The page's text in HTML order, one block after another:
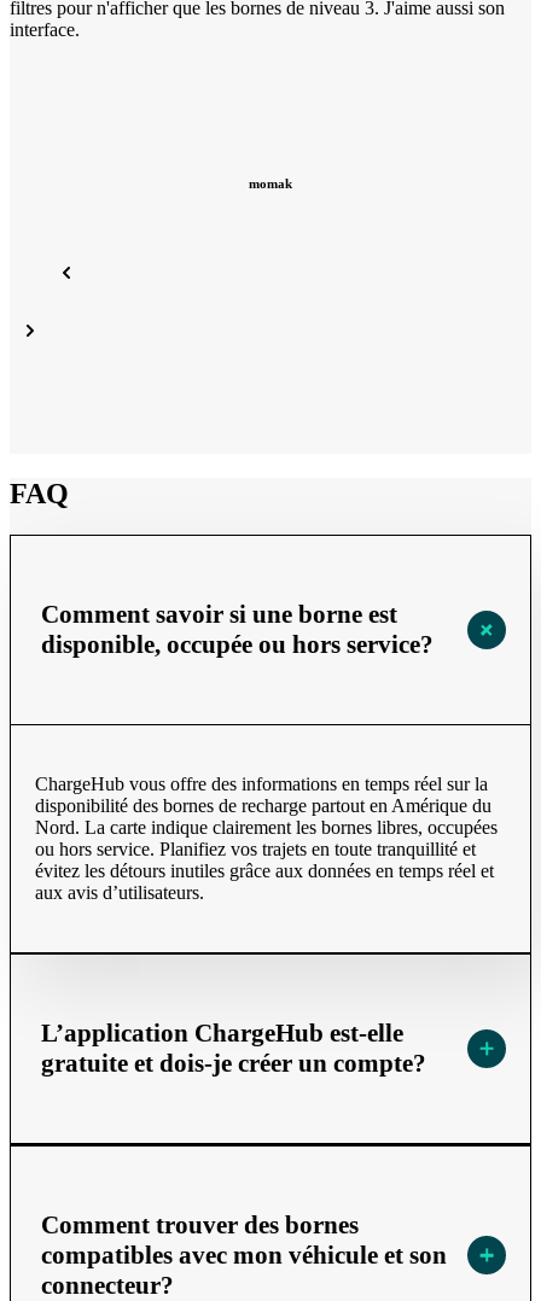
filtres pour n'afficher que les bornes de niveau 3. J'aime aussi son
interface.
momak
FAQ
Comment savoir si une borne est
disponible, occupée ou hors service?
ChargeHub vous offre des informations en temps réel sur la
disponibilité des bornes de recharge partout en Amérique du
Nord. La carte indique clairement les bornes libres, occupées
ou hors service. Planifiez vos trajets en toute tranquillité et
évitez les détours inutiles grâce aux données en temps réel et
aux avis d’utilisateurs.
L’application ChargeHub est-elle
gratuite et dois-je créer un compte?
Comment trouver des bornes
compatibles avec mon véhicule et son
connecteur?